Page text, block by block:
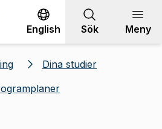
innehållet
English Sök Meny
Dina studier